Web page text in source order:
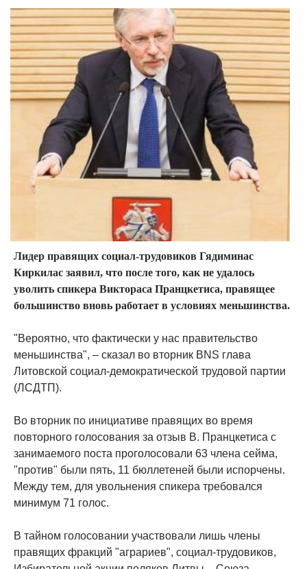
Лидер правящих социал-трудовиков Гядиминас
Киркилас заявил, что после того, как не удалось
уволить спикера Виктораса Пранцкетиса, правящее
большинство вновь работает в условиях меньшинства.
"Вероятно, что фактически у нас правительство
меньшинства", – сказал во вторник BNS глава
Литовской социал-демократической трудовой партии
(ЛСДТП).
Во вторник по инициативе правящих во время
повторного голосования за отзыв В. Пранцкетиса с
занимаемого поста проголосовали 63 члена сейма,
"против" были пять, 11 бюллетеней были испорчены.
Между тем, для увольнения спикера требовался
минимум 71 голос.
В тайном голосовании участвовали лишь члены
правящих фракций "аграриев", социал-трудовиков,